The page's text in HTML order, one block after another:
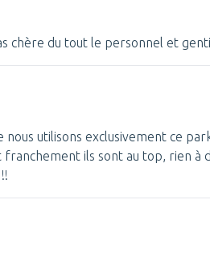
chère du tout le personnel et
nous utilisons exclusivement ce
franchement ils sont au top, rien à